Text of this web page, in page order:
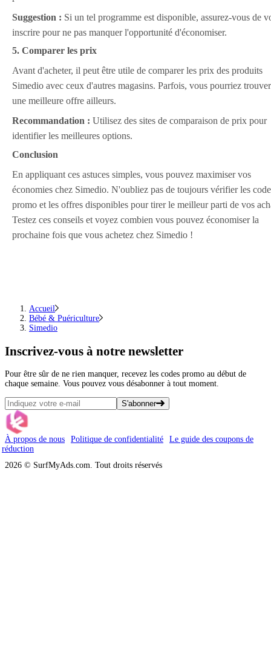
Suggestion : Si un tel programme est disponible, assurez-vous de
inscrire pour ne pas manquer l'opportunité d'économiser.
5. Comparer les prix
Avant d'acheter, il peut être utile de comparer les prix des produits
Simedio avec ceux d'autres magasins. Parfois, vous pourriez trouver
une meilleure offre ailleurs.
Recommandation : Utilisez des sites de comparaison de prix pour
identifier les meilleures options.
Conclusion
En appliquant ces astuces simples, vous pouvez maximiser vos
économies chez Simedio. N'oubliez pas de toujours vérifier les
promo et les offres disponibles pour tirer le meilleur parti de vos
Testez ces conseils et voyez combien vous pouvez économiser la
prochaine fois que vous achetez chez Simedio !
Accueil
Bébé & Puériculture
Simedio
Inscrivez-vous à notre newsletter
Pour être sûr de ne rien manquer, recevez les codes promo au début de
chaque semaine. Vous pouvez vous désabonner à tout moment.
S'abonner
À propos de nous Politique de confidentialité
Le guide des coupons de
réduction
2026 © SurfMyAds.com. Tout droits réservés